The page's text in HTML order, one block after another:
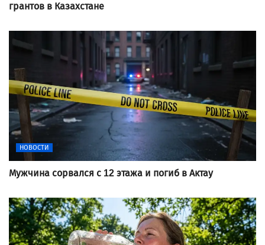
грантов в Казахстане
НОВОСТИ
Мужчина сорвался с 12 этажа и погиб в Актау